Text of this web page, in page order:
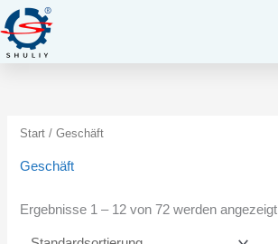
Zum
Inhalt
springen
Start / Geschäft
Geschäft
Ergebnisse 1 – 12 von 72 werden angezeigt